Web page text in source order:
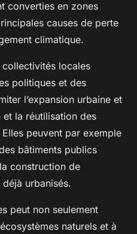
converties en zones
causes de perte
climatique.
locales
politiques et des
l’expansion urbaine et
la réutilisation des
peuvent par exemple
bâtiments publics
construction de
urbanisés.
peut non seulement
naturels et à